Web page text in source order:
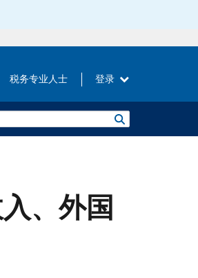
税务专业人士 登录
、外国